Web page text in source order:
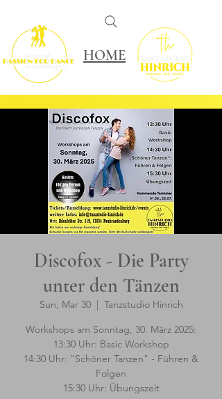
HOME
Discofox - Die Party
unter den Tänzen
Sun, Mar 30
  |
Tanzstudio Hinrich
Workshops am Sonntag, 30. März 2025:
13:30 Uhr: Basic Workshop
14:30 Uhr: "Schöner Tanzen" - Führen &
Folgen
15:30 Uhr: Übungszeit